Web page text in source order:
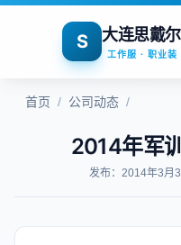
S 大连思戴
工作服 · 职业装
首页 / 公司动态 /
2014年军
发布：2014年3月